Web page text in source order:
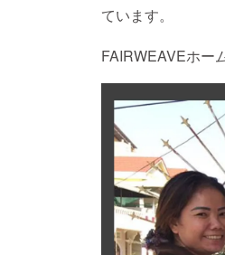
ています。
FAIRWEAVEホ